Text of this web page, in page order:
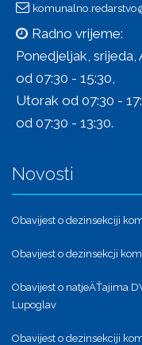
Radno vrijeme:
Ponedjeljak, srijeda,
od 07:30 - 15:30,
Utorak od 07:30 -
od 07:30 - 13:30.
Novosti
Obavijest o dezinsekciji
Obavijest o dezinsekcji
Obavijest o natjeÄŤajima
Lupoglav
Obavijest o dezinsekciji